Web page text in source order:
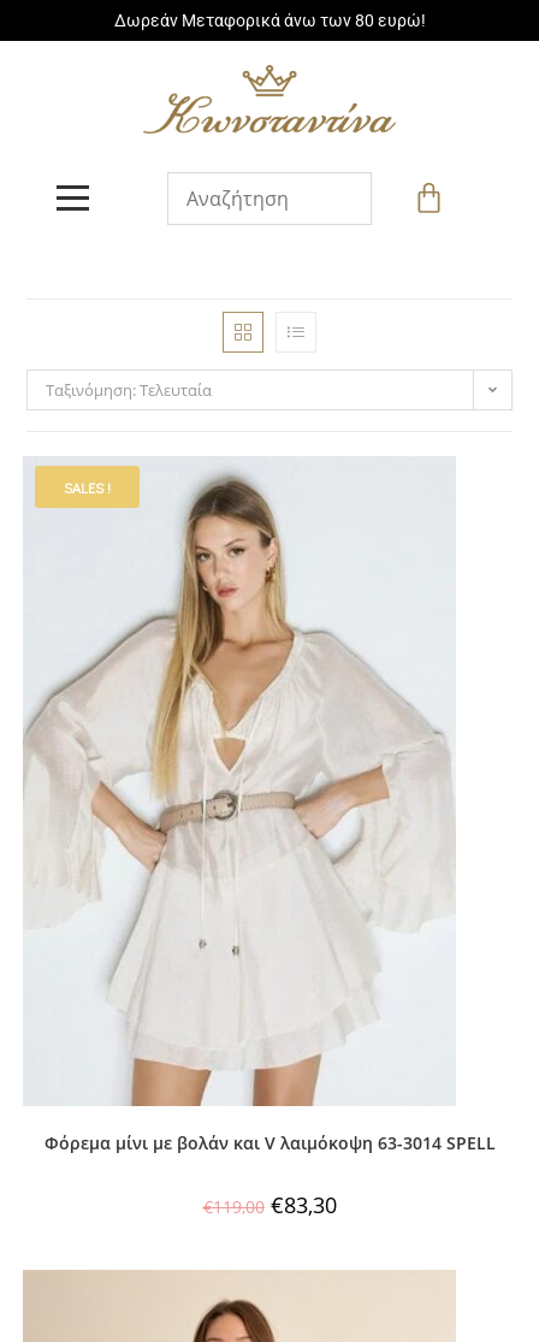
Δωρεάν Μεταφορικά άνω των 80 ευρώ!
Ταξινόμηση: Τελευταία
SALES !
Φόρεμα μίνι με βολάν και V λαιμόκοψη 63-3014 SPELL
€119,00 €83,30